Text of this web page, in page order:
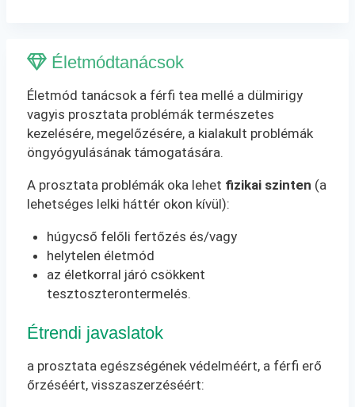
Életmódtanácsok
Életmód tanácsok a férfi tea mellé a dülmirigy
vagyis prosztata problémák természetes
kezelésére, megelőzésére, a kialakult problémák
öngyógyulásának támogatására.
A prosztata problémák oka lehet fizikai szinten (a
lehetséges lelki háttér okon kívül):
húgycső felőli fertőzés és/vagy
helytelen életmód
az életkorral járó csökkent
tesztoszterontermelés.
Étrendi javaslatok
a prosztata egészségének védelméért, a férfi erő
őrzéséért, visszaszerzéséért: